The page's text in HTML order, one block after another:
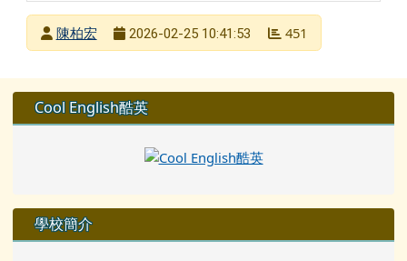
發布者陳柏宏
2026-02-25 10:41:53 451
左邊區域內容
Cool English酷英
學校簡介